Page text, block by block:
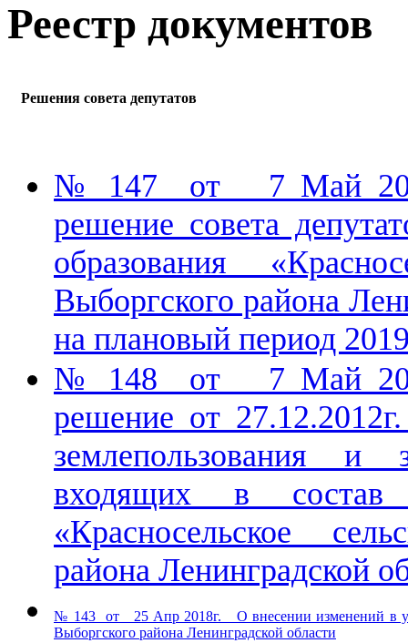
Реестр документов
Решения совета депутатов
№ 147 от 7 Май
решение совета
образования
Выборгского района
на плановый период
№ 148 от 7 Май
решение от
землепользования и
входящих в состав
«Красносельское
района Ленинградской
№ 143 от 25 Апр 2018г. О внесении изменений в
Выборгского района Ленинградской области